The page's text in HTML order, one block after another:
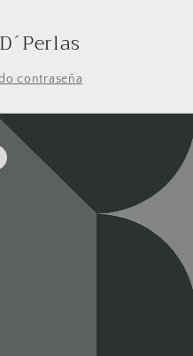
contraseña